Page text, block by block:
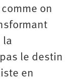
on
la
le destin
en